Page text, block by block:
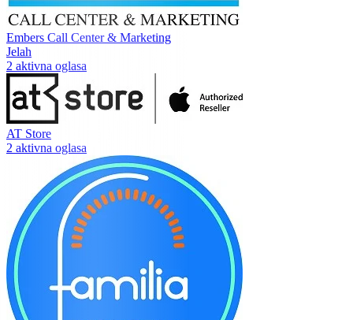
Embers Call Center & Marketing
Jelah
2 aktivna oglasa
AT Store
2 aktivna oglasa